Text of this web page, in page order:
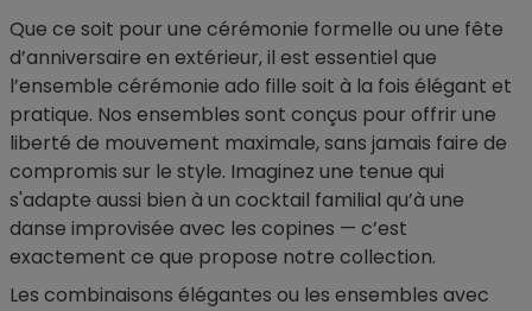
Que ce soit pour une cérémonie formelle ou une fête
d’anniversaire en extérieur, il est essentiel que
l’ensemble cérémonie ado fille soit à la fois élégant et
pratique. Nos ensembles sont conçus pour offrir une
liberté de mouvement maximale, sans jamais faire de
compromis sur le style. Imaginez une tenue qui
s'adapte aussi bien à un cocktail familial qu’à une
danse improvisée avec les copines — c’est
exactement ce que propose notre collection.
Les combinaisons élégantes ou les ensembles avec